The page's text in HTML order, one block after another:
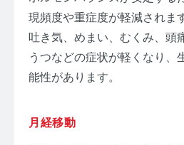
現頻度や重症度が軽減されま
吐き気、めまい、むくみ、頭
うつなどの症状が軽くなり、
能性があります。
月経移動